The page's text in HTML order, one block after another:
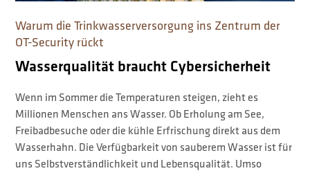
Warum die Trinkwasserversorgung ins Zentrum der
OT-Security rückt
Wasserqualität braucht Cybersicherheit
Wenn im Sommer die Temperaturen steigen, zieht es
Millionen Menschen ans Wasser. Ob Erholung am See,
Freibadbesuche oder die kühle Erfrischung direkt aus dem
Wasserhahn. Die Verfügbarkeit von sauberem Wasser ist für
uns Selbstverständlichkeit und Lebensqualität. Umso